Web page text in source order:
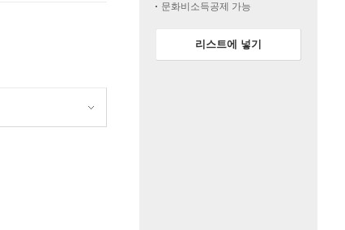
문화비소득공제 가능
리스트에 넣기